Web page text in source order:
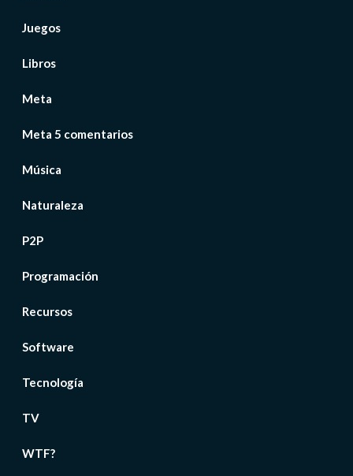
Juegos
Libros
Meta
Meta 5 comentarios
Música
Naturaleza
P2P
Programación
Recursos
Software
Tecnología
TV
WTF?